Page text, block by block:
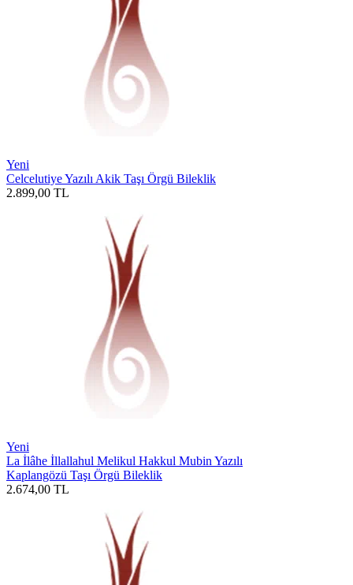
Yeni
Celcelutiye Yazılı Akik Taşı Örgü Bileklik
2.899,00 TL
Yeni
La İlâhe İllallahul Melikul Hakkul Mubin Yazılı
Kaplangözü Taşı Örgü Bileklik
2.674,00 TL